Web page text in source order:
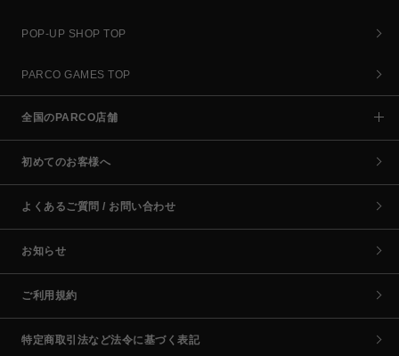
POP-UP SHOP TOP
PARCO GAMES TOP
全国のPARCO店舗
初めてのお客様へ
よくあるご質問 / お問い合わせ
お知らせ
ご利用規約
特定商取引法など法令に基づく表記